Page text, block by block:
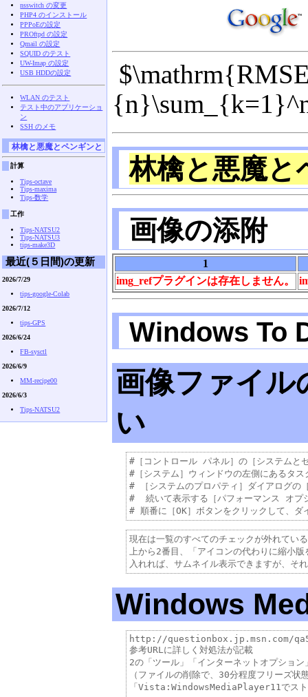
林檎と悪魔と
画像の添附
1
img_refプラグインは存在しません。
Windows To
画像ファイル
い
#［コントロール パネル］の［システムと
#［システム］ウィンドウの左側にあるタ
# ［システムのプロパティ］ダイアログの
#  続いて表示する［パフォーマンス オプ
現在は一覧のすべてのチェックが外れてい
上から2番目、「アイコンの代わりに縮小
Windows
http://questionbox.jp.msn.com/
参考URLに詳しく対処法が記載
2の「ツール」「インターネットオプショ
（ファイルの削除で、30分程度フリーズ
「Vista:WindowsMediaPlayer11でスト
nsswitch の変更
PHP4 のインストール
PPPoEの設定
PROftpd の設定
Qmail の設定
SQUID のテスト
UW-Imap の設定
USB HDDの設定
WLAN のテスト
テスト中のアプリケーショ
ン
SSH のメモ
林檎と悪魔とペンギンと
計算
Tips-octave
Tips-maxima
Tips-数学
工作
Tips-NATSU2
Tips-NATSU3
tips-make3D
最近(５日間)の更新
2026/7/29
tips-google-Colab
2026/7/12
tips-GPS
2026/6/24
FB-sysctl
2026/6/9
MM-recipe00
2026/6/3
Tips-NATSU2